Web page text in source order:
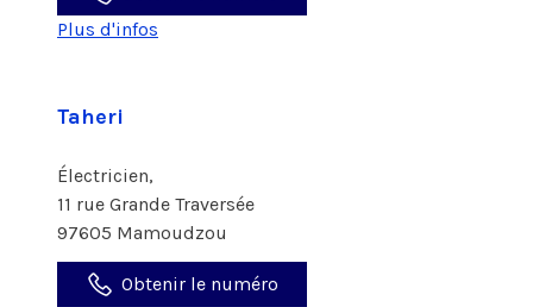
Plus d'infos
Taheri
Électricien,
11 rue Grande Traversée
97605 Mamoudzou
Obtenir le numéro